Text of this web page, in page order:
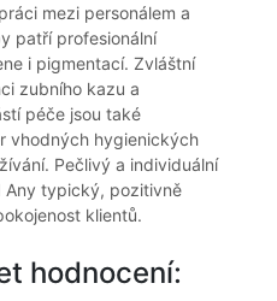
mezi personálem a
patří profesionální
i pigmentací. Zvláštní
zubního kazu a
péče jsou také
vhodných hygienických
Pečlivý a individuální
Any typický, pozitivně
klientů.
hodnocení: